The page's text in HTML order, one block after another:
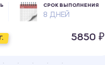
СРОК ВЫПОЛНЕНИЯ
8 ДНЕЙ
5850 ₽